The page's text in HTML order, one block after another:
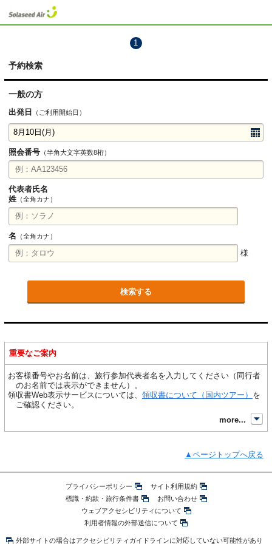
1
予約検索
一般の方
出発日 （ご利用開始日）
照会番号 （半角大文字英数8桁）
代表者氏名
姓 （全角カナ）
名 （全角カナ）
様
重要なご案内
more...
お客様番号やお名前は、旅行参加代表者名を入力してください（同行者
のお名前では表示ができません）。
領収書Web表示サービスについては、 領収書について（国内ツアー） を
ご確認ください。
ページトップへ戻る
プライバシーポリシー
サイト利用規約
標識・約款・旅行条件書
お問い合わせ
ウェブアクセシビリティについて
利用者情報の外部送信について
外部サイトの場合はアクセシビリティガイドラインに対応していない可能性があり